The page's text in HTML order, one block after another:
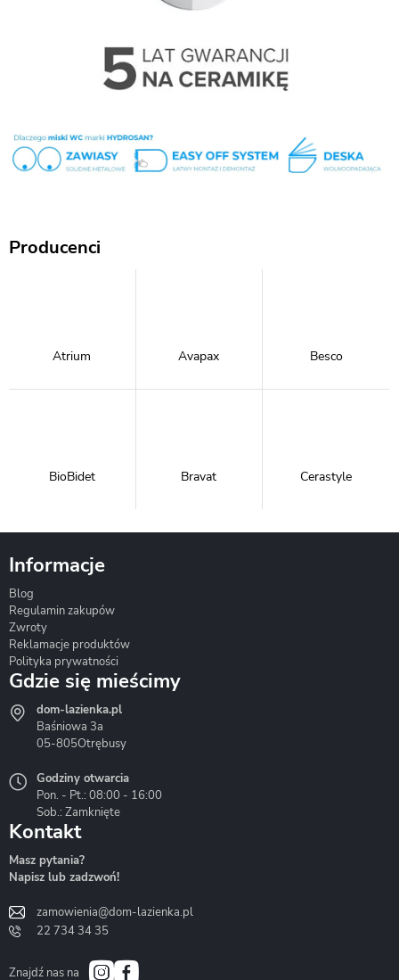
Producenci
Atrium Avapax Besco
BioBidet Bravat Cerastyle
Hydrostop
Liveno
Bath&Spa
Informacje
Blog
Regulamin zakupów
Zwroty
Reklamacje produktów
Polityka prywatności
Gdzie się mieścimy
dom-lazienka.pl
Baśniowa 3a
05-805Otrębusy
Godziny otwarcia
Pon. - Pt.: 08:00 - 16:00
Sob.: Zamknięte
Kontakt
Masz pytania?
Napisz lub zadzwoń!
zamowienia@dom-lazienka.pl
22 734 34 35
Znajdź nas na